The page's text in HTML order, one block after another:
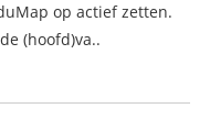
op actief zetten.
(hoofd)va..